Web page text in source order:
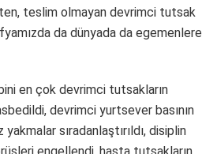
teslim olmayan devrimci tutsak
da dünyada da egemenlere
en çok devrimci tutsakların
devrimci yurtsever basının
sıradanlaştırıldı, disiplin